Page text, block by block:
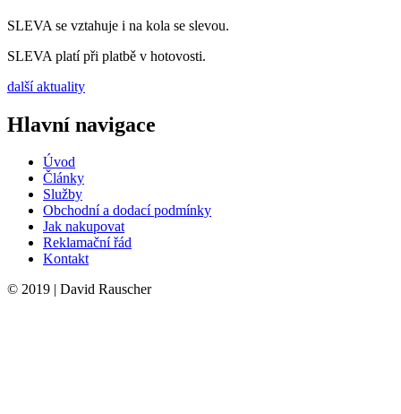
SLEVA se vztahuje i na kola se slevou.
SLEVA platí při platbě v hotovosti.
další aktuality
Hlavní navigace
Úvod
Články
Služby
Obchodní a dodací podmínky
Jak nakupovat
Reklamační řád
Kontakt
© 2019 | David Rauscher